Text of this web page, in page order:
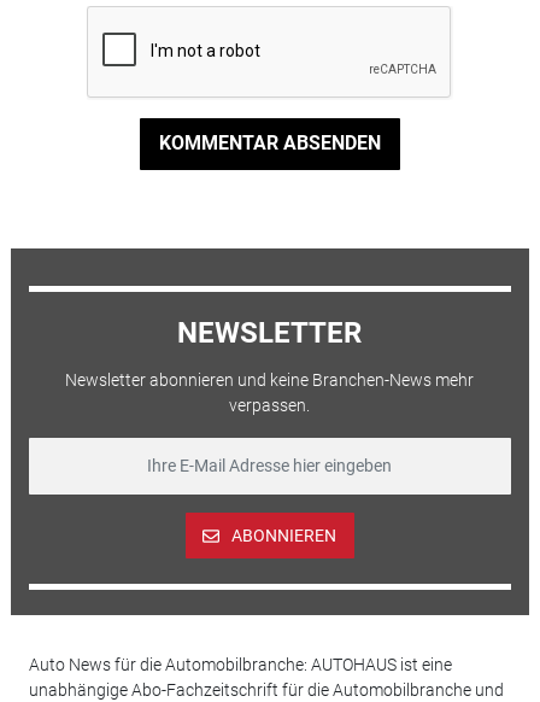
KOMMENTAR ABSENDEN
NEWSLETTER
Newsletter abonnieren und keine Branchen-News mehr
verpassen.
ABONNIEREN
Auto News für die Automobilbranche: AUTOHAUS ist eine
unabhängige Abo-Fachzeitschrift für die Automobilbranche und